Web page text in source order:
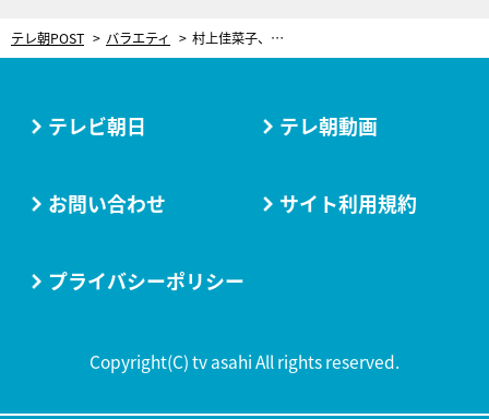
テレ朝POST バラエティ 村上佳菜子、長嶋一茂の”たとえ”をバッサリ！「こんなにピンとこないことって…」
テレビ朝日 テレ朝動画
お問い合わせ サイト利用規約
プライバシーポリシー
Copyright(C) tv asahi All rights reserved.